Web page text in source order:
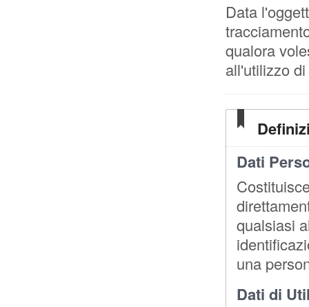
Data
qualora
all'utilizzo
Dati
qualsiasi
una
Dati di